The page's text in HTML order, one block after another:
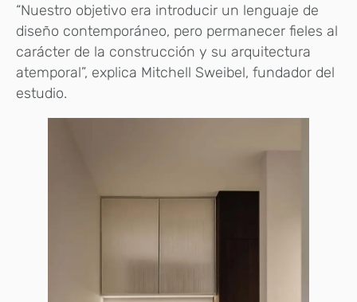
“Nuestro objetivo era introducir un lenguaje de
diseño contemporáneo, pero permanecer fieles al
carácter de la construcción y su arquitectura
atemporal”, explica Mitchell Sweibel, fundador del
estudio.